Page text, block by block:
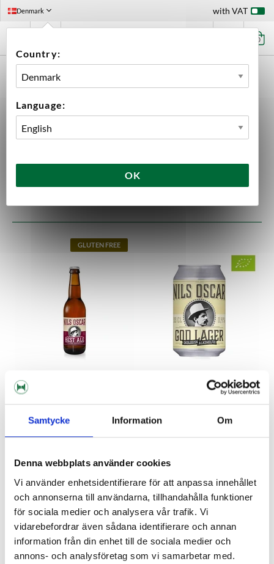
Samtycke Information Om
Denna webbplats använder cookies
Vi använder enhetsidentifierare för att anpassa innehållet
och annonserna till användarna, tillhandahålla funktioner
för sociala medier och analysera vår trafik. Vi
vidarebefordrar även sådana identifierare och annan
information från din enhet till de sociala medier och
annons- och analysföretag som vi samarbetar med.
Denmark
Country:
Language:
OK
with VAT
0
Beer
GLUTEN FREE
Nils Oscar - Best Ale 33 cl
Product out of stock!
Nils Oscar - God Lager 33 cl
GLUTEN FREE